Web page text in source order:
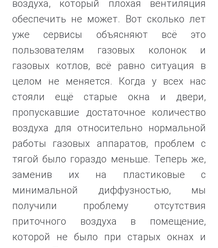
воздуха, который плохая вентиляция
обеспечить не может. Вот сколько лет
уже сервисы объясняют всё это
пользователям газовых колонок и
газовых котлов, всё равно ситуация в
целом не меняется. Когда у всех нас
стояли ещё старые окна и двери,
пропускавшие достаточное количество
воздуха для относительно нормальной
работы газовых аппаратов, проблем с
тягой было гораздо меньше. Теперь же,
заменив их на пластиковые с
минимальной диффузностью, мы
получили проблему отсутствия
приточного воздуха в помещение,
которой не было при старых окнах и